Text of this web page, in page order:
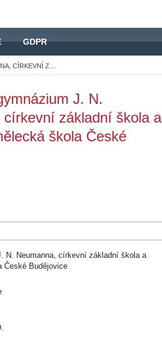
GDPR
J. N.
církevní základní škola a
škola České
N. Neumanna, církevní základní škola a
České Budějovice